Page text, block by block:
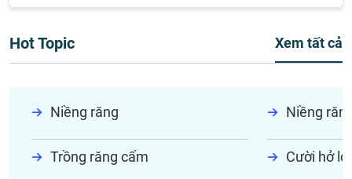
Hot Topic Xem tất cả
Niềng răng Niềng
Trồng răng cấm Cười hở lợi